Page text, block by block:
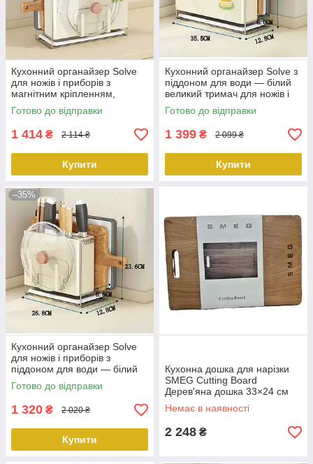
Кухонний органайзер Solve
для ножів і приборів з
магнітним кріпленням,
піддоном для води
KT7007901 peremogaua
Готово до відправки
1 414 ₴ 2 114 ₴
Купити
Кухонний органайзер Solve з
піддоном для води — білий
великий тримач для ножів і
приборів, KT7007905
peremogaua
Готово до відправки
1 399 ₴ 2 099 ₴
Купити
–35%
Кухонний органайзер Solve
для ножів і приборів з
піддоном для води — білий
тримач для ножа + тримач
для кришки peremogaua
Готово до відправки
1 320 ₴ 2 020 ₴
Купити
Кухонна дошка для нарізки
SMEG Cutting Board
Дерев'яна дошка 33×24 см
KT7006502 peremogaua
Немає в наявності
2 248 ₴